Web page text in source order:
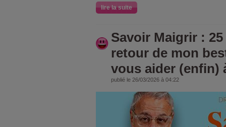
lire la suite
Savoir Maigrir :
retour de mon
vous aider (enfin)
publié le 26/03/2026 à 04:22